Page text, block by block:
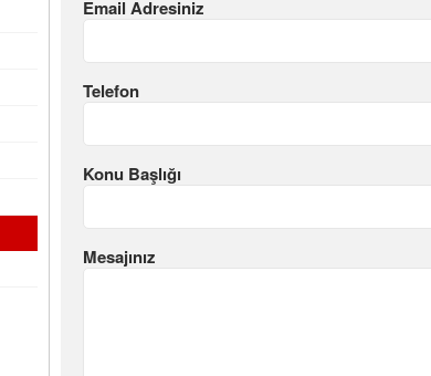
Email Adresiniz
Telefon
Konu Başlığı
Mesajınız